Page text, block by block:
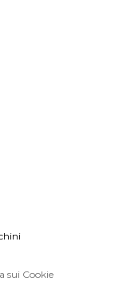
sui Cookie